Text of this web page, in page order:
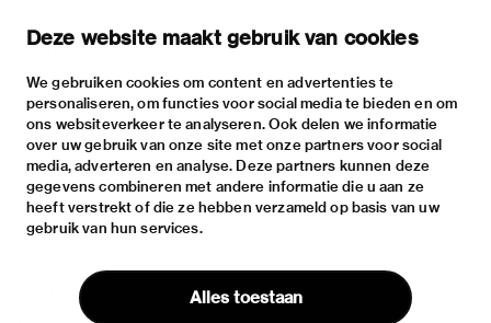
Deze website maakt gebruik van cookies
We gebruiken cookies om content en advertenties te
personaliseren, om functies voor social media te bieden en om
ons websiteverkeer te analyseren. Ook delen we informatie
over uw gebruik van onze site met onze partners voor social
media, adverteren en analyse. Deze partners kunnen deze
gegevens combineren met andere informatie die u aan ze
heeft verstrekt of die ze hebben verzameld op basis van uw
gebruik van hun services.
Alles toestaan
exhibitions
activities
practical information
about
the museum
the collection
foundations & partners
contact